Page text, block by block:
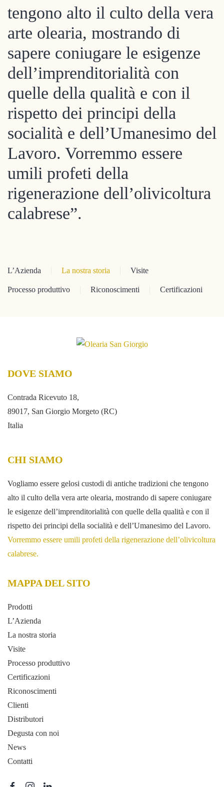
tengono alto il culto della vera
arte olearia, mostrando di
sapere coniugare le esigenze
dell’imprenditorialità con
quelle della qualità e con il
rispetto dei principi della
socialità e dell’Umanesimo del
Lavoro. Vorremmo essere
umili profeti della
rigenerazione dell’olivicoltura
calabrese”.
L’Azienda La nostra storia Visite
Processo produttivo Riconoscimenti Certificazioni
DOVE SIAMO
Contrada Ricevuto 18,
89017, San Giorgio Morgeto (RC)
Italia
CHI SIAMO
Vogliamo essere gelosi custodi di antiche tradizioni che tengono
alto il culto della vera arte olearia, mostrando di sapere coniugare
le esigenze dell’imprenditorialità con quelle della qualità e con il
rispetto dei principi della socialità e dell’Umanesimo del Lavoro.
Vorremmo essere umili profeti della rigenerazione dell’olivicoltura
calabrese.
MAPPA DEL SITO
Prodotti
L’Azienda
La nostra storia
Visite
Processo produttivo
Certificazioni
Riconoscimenti
Clienti
Distributori
Degusta con noi
News
Contatti